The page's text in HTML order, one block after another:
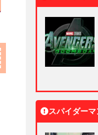
スパイダーマ